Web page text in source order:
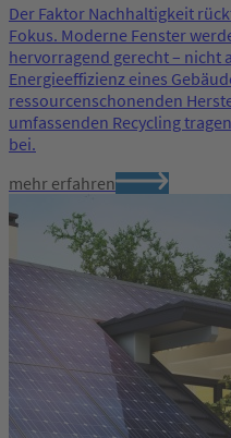
Der Faktor Nachhaltigkeit
Fokus. Moderne Fenster
hervorragend gerecht – nicht
Energieeffizienz eines
ressourcenschonenden
umfassenden Recycling
bei.
mehr erfahren